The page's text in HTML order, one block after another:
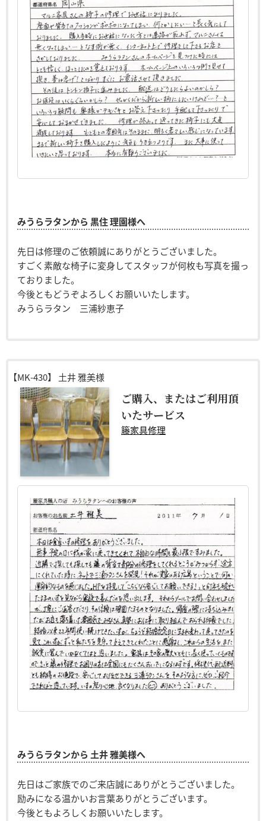
みうらラタンから 黒住 理園様へ
先日は修理のご依頼誠にありがとうございました。
すごく素敵な椅子に変身してスタッフが何枚も写真を撮っ
ておりました。
今後ともどうぞよろしくお願いいたします。
みうらラタン 三浦紗恵子
【MK-430】 土井 雅美様
ご購入、またはご利用頂
いたサービス
籐家具修理
みうらラタンから 土井 雅美様へ
先日はご家族でのご来店誠にありがとうございました。
励みになる温かいお言葉ありがとうございます。
今後ともよろしくお願いいたします。